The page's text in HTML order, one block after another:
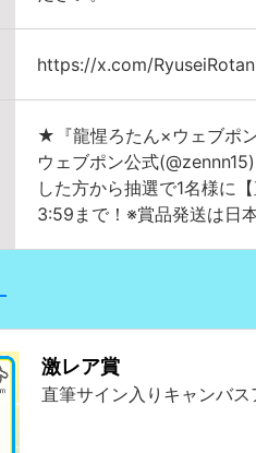
https://x.com/RyuseiRotan
★『龍惺ろたん×ウェブポ
ウェブポン公式
した方から抽選で1名様に
3:59まで！※賞品発送は日
激レア賞
直筆サイン入りキャンバス